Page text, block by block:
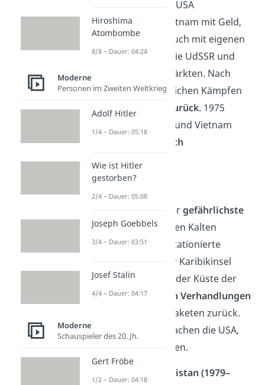
Vietnams. Die USA
unterstützten Südvietnam mit Geld,
Waffen und später auch mit eigenen
Soldaten, während die UdSSR und
China den Norden stärkten. Nach
langen und verlustreichen Kämpfen
zogensich die USA zurück. 1975
siegte Nordvietnam, und Vietnam
kommunistisch
wiedervereinigt
Kubakrise(1962)
Die Kubakrise war dergefährlichste
Moment des gesamten Kalten
Krieges. Die UdSSR stationierte
auf der Karibikinsel
Kuba, also direkt vor der Küste der
USA. Nachintensiven Verhandlungen
zog die UdSSR ihre Raketen zurück.
Im Gegenzug versprachen die USA,
Kuba nicht anzugreifen.
Einmarsch in Afghanistan (1979–
Hiroshima
Atombombe
8/8 – Dauer: 04:24
Moderne
Personen im Zweiten Weltkrieg
Adolf Hitler
1/4 – Dauer: 05:18
Wie ist Hitler
gestorben?
2/4 – Dauer: 05:08
Joseph Goebbels
3/4 – Dauer: 03:51
Josef Stalin
4/4 – Dauer: 04:17
Moderne
Schauspieler des 20. Jh.
Gert Fröbe
1/2 – Dauer: 04:18